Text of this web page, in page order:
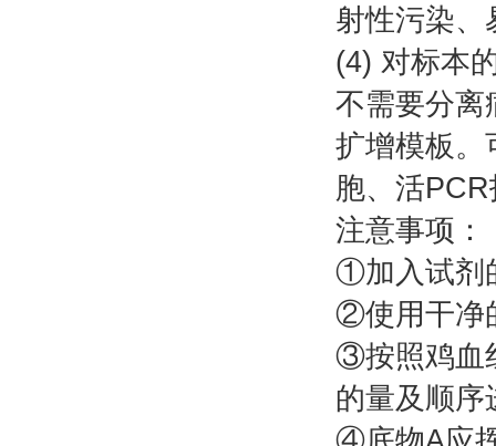
射性污染、
(4) 对标本
不需要分离
扩增模板。
胞、活
注意事项：
①加入试剂
②使用干净
③按照鸡血
的量及顺序